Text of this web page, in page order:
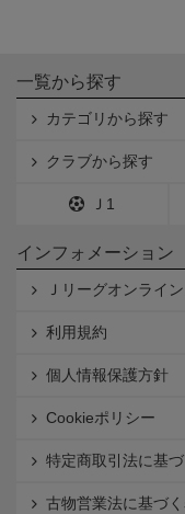
一覧から探す
カテゴリから探す
クラブから探す
Ｊ1
インフォメーション
Ｊリーグオンライ
利用規約
個人情報保護方針
Cookieポリシー
特定商取引法に基
古物営業法に基づ